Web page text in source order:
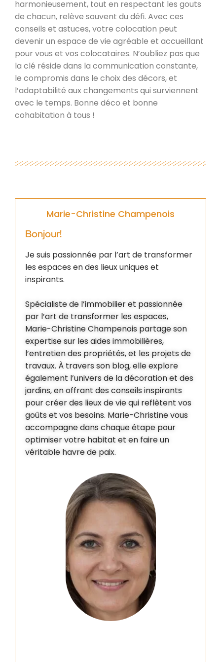
harmonieusement, tout en respectant les gouts
de chacun, relève souvent du défi. Avec ces
conseils et astuces, votre colocation peut
devenir un espace de vie agréable et accueillant
pour vous et vos colocataires. N’oubliez pas que
la clé réside dans la communication constante,
le compromis dans le choix des décors, et
l’adaptabilité aux changements qui surviennent
avec le temps. Bonne déco et bonne
cohabitation à tous !
Marie-Christine Champenois
Bonjour!
Je suis passionnée par l’art de transformer
les espaces en des lieux uniques et
inspirants.
Spécialiste de l’immobilier et passionnée
par l’art de transformer les espaces,
Marie-Christine Champenois partage son
expertise sur les aides immobilières,
l’entretien des propriétés, et les projets de
travaux. À travers son blog, elle explore
également l’univers de la décoration et des
jardins, en offrant des conseils inspirants
pour créer des lieux de vie qui reflètent vos
goûts et vos besoins. Marie-Christine vous
accompagne dans chaque étape pour
optimiser votre habitat et en faire un
véritable havre de paix.